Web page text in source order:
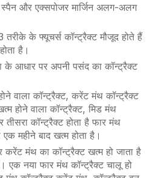
और एक्सपोजर मार्जिन अलग-अलग
तरीके के फ्यूचर्स कॉन्ट्रैक्ट मौजूद होते हैं
है।
के आधार पर अपनी पसंद का कॉन्ट्रैक्ट
वाला कॉन्ट्रैक्ट, करेंट मंथ कॉन्ट्रैक्ट
होने वाला कॉन्ट्रैक्ट, मिड मंथ
कॉन्ट्रैक्ट होता है फार मंथ
महीने बाद खत्म होता है।
करेंट मंथ का कॉन्ट्रैक्ट खत्म हो जाता है
एक नया फार मंथ कॉन्ट्रैक्ट चालू हो